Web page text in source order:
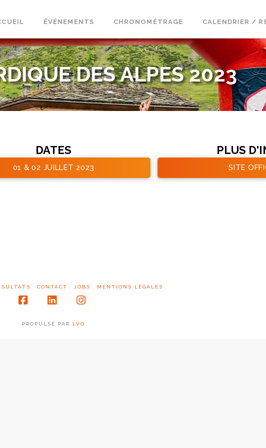
ÉVÉNEMENTS CHRONOMÉTRAGE CALENDRIER /
DES ALPES 2023
DATES
01 & 02 JUILLET 2023
PLUS
SITE
CONTACT JOBS MENTIONS LÉGALES
PROPULSÉ PAR LVO